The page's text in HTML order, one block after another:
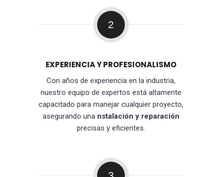
2
EXPERIENCIA Y PROFESIONALISMO
Con años de experiencia en la industria,
nuestro equipo de expertos está altamente
capacitado para manejar cualquier proyecto,
asegurando una nstalación y reparación
precisas y eficientes.